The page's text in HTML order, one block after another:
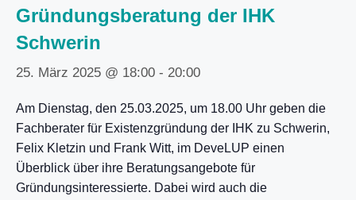
Gründungsberatung der IHK
Schwerin
25. März 2025 @ 18:00 - 20:00
Am Dienstag, den 25.03.2025, um 18.00 Uhr geben die
Fachberater für Existenzgründung der IHK zu Schwerin,
Felix Kletzin und Frank Witt, im DeveLUP einen
Überblick über ihre Beratungsangebote für
Gründungsinteressierte. Dabei wird auch die